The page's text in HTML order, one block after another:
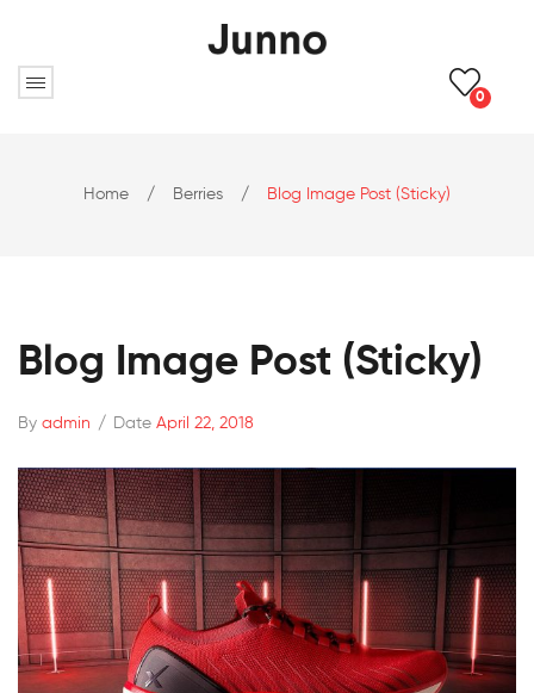
0
Home / Berries / Blog Image Post (sticky)
Blog Image Post (sticky)
By admin / Date April 22, 2018